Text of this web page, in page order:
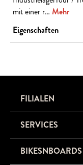
mit einer r… Mehr
Eigenschaften
FILIALEN
SERVICES
BIKESNBOARDS